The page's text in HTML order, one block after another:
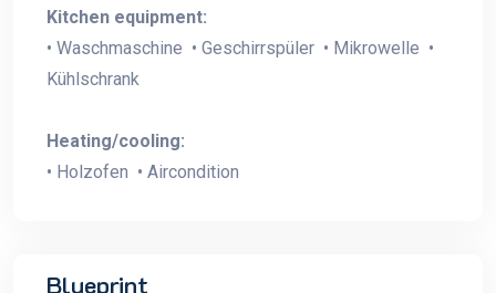
Kitchen equipment:
• Waschmaschine • Geschirrspüler • Mikrowelle •
Kühlschrank
Heating/cooling:
• Holzofen • Aircondition
Blueprint